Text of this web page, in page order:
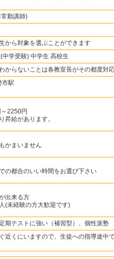
勤講師)
から対象を選ぶことができます
中学受験) 中学生 高校生
からないことは各教室長がその都度対
市駅
2250円
昇給があります。
かまいません
の都合のいい時間をお選び下さい
出来る方
(未経験の方大歓迎です)
期テストに強い（補習型）、個性派塾
近くにいますので、生徒への指導途中